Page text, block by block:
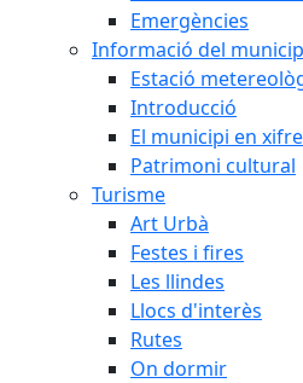
Emergències
Informació del
Estació
Introducció
El municipi en
Patrimoni cultural
Turisme
Art Urbà
Festes i fires
Les llindes
Llocs d'interès
Rutes
On dormir